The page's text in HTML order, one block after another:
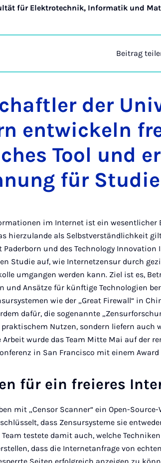
für Elektrotechnik, Informatik und
Beitrag
der
entwickeln
Tool und
für Studie
im Internet ist ein
hierzulande als Selbstverständlichkeit
Paderborn und des Technology
Studie auf, wie Internetzensur durch
umgangen werden kann. Ziel ist es,
und Ansätze für künftige Technologien
wie der „Great Firewall“ in
dafür, die sogenannte
Nutzen, sondern liefern auch
wurde das Team Mitte Mai auf der
in San Francisco mit einem
für ein freieres
mit „Censor Scanner“ ein Open-
dass Zensursysteme sie
testete damit auch, welche
dass die Internetanfrage von